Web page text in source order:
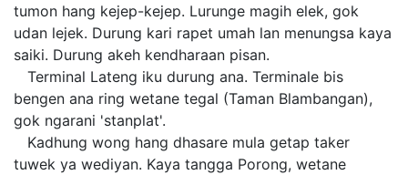
tumon hang kejep-kejep. Lurunge magih elek, gok
udan lejek. Durung kari rapet umah lan menungsa kaya
saiki. Durung akeh kendharaan pisan.
Terminal Lateng iku durung ana. Terminale bis
bengen ana ring wetane tegal (Taman Blambangan),
gok ngarani 'stanplat'.
Kadhung wong hang dhasare mula getap taker
tuwek ya wediyan. Kaya tangga Porong, wetane